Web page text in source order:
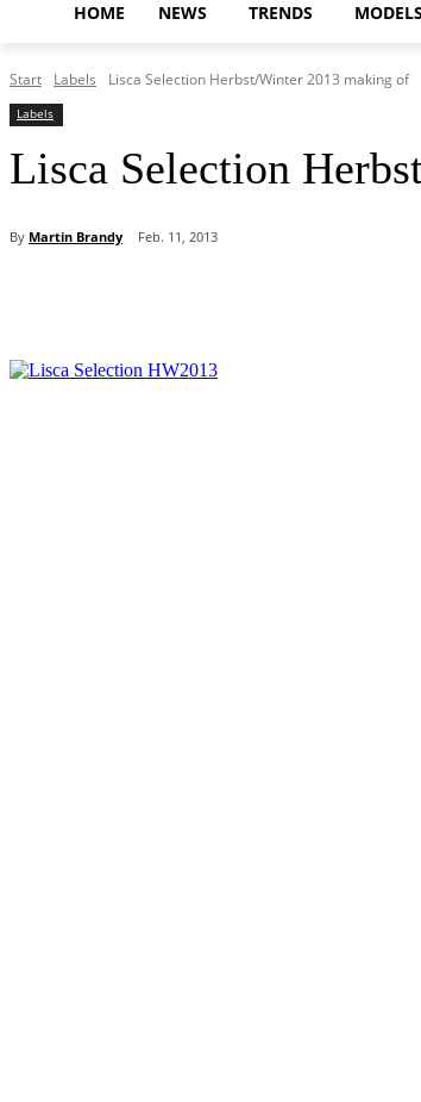
HOME NEWS TRENDS MODELS
Start Labels Lisca Selection Herbst/Winter 2013 making of
Labels
Lisca Selection
By Martin Brandy Feb. 11, 2013